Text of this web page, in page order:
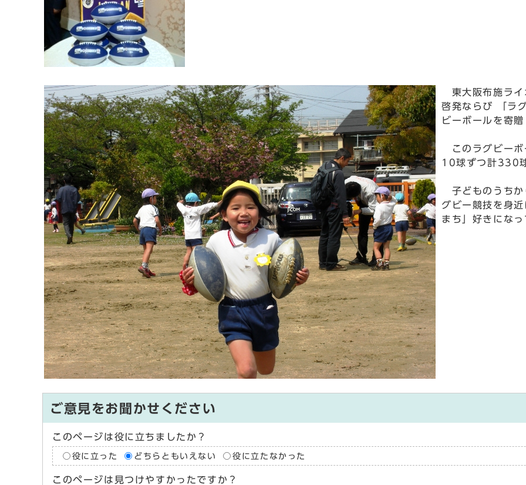
東大阪布施ライ
啓発ならび 「ラ
ビーボールを寄
このラグビーボ
10球ずつ計330
子どものうちか
グビー競技を身
まち」好きにな
ご意見をお聞かせください
このページは役に立ちましたか？
役に立った どちらともいえない 役に立たなかった
このページは見つけやすかったですか？